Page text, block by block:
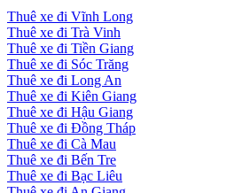
Thuê xe đi Vĩnh Long
Thuê xe đi Trà Vinh
Thuê xe đi Tiền Giang
Thuê xe đi Sóc Trăng
Thuê xe đi Long An
Thuê xe đi Kiên Giang
Thuê xe đi Hậu Giang
Thuê xe đi Đồng Tháp
Thuê xe đi Cà Mau
Thuê xe đi Bến Tre
Thuê xe đi Bạc Liêu